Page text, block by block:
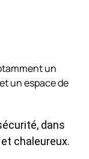
un
un espace de
dans
chaleureux.